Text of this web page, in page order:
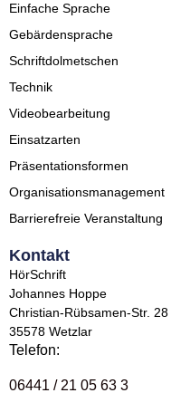
Einfache Sprache
Gebärdensprache
Schriftdolmetschen
Technik
Videobearbeitung
Einsatzarten
Präsentationsformen
Organisationsmanagement
Barrierefreie Veranstaltung
Kontakt
HörSchrift
Johannes Hoppe
Christian-Rübsamen-Str. 28
35578 Wetzlar
Telefon:
06441 / 21 05 63 3